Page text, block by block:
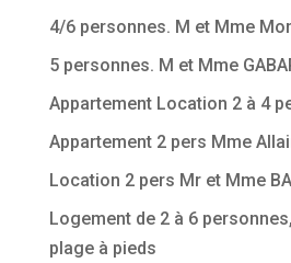
4/6 personnes. M et Mme
5 personnes. M et Mme
Appartement Location 2 à 4
Appartement 2 pers Mme
Location 2 pers Mr et Mme
Logement de 2 à 6
plage à pieds